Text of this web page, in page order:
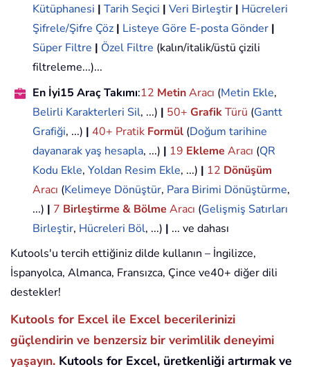
Kütüphanesi | Tarih Seçici | Veri Birleştir | Hücreleri
Şifrele/Şifre Çöz | Listeye Göre E-posta Gönder |
Süper Filtre | Özel Filtre (kalın/italik/üstü çizili
filtreleme...)...
En İyi15 Araç Takımı:12 MetinAracı (Metin Ekle,
Belirli Karakterleri Sil, ...) | 50+ GrafikTürü (Gantt
Grafiği, ...) | 40+ Pratik Formül (Doğum tarihine
dayanarak yaş hesapla, ...) | 19 Ekleme Aracı (QR
Kodu Ekle, Yoldan Resim Ekle, ...) | 12 Dönüşüm
Aracı (Kelimeye Dönüştür, Para Birimi Dönüştürme,
...) | 7 Birleştirme & Bölme Aracı (Gelişmiş Satırları
Birleştir, Hücreleri Böl, ...) | ... ve dahası
Kutools'u tercih ettiğiniz dilde kullanın – İngilizce,
İspanyolca, Almanca, Fransızca, Çince ve40+ diğer dili
destekler!
Kutools for Excel ile Excel becerilerinizi
güçlendirin ve benzersiz bir verimlilik deneyimi
yaşayın. Kutools for Excel, üretkenliği artırmak ve